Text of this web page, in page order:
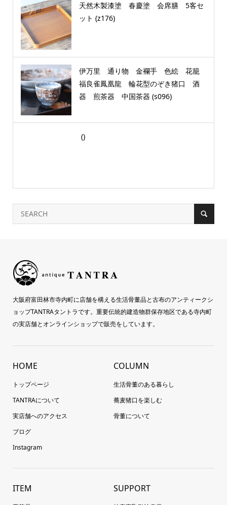
天然木製漆塗 春慶塗 会席膳 5客セ
ット (z176)
伊万里 通り物 金襴手 色絵 花籠
福良雀鳳凰龍 輪花型のぞき猪口 酒
器 煎茶器 中国茶器 (s096)
()
大阪府富田林市寺内町に店舗を構える生活骨董品と古布のアンティークシ
ョップTANTRAタントラです。重要伝統的建造物群保存地区である寺内町
の実店舗とオンラインショップで販売をしています。
HOME
トップページ
TANTRAについて
実店舗へのアクセス
ブログ
Instagram
COLUMN
生活骨董のある暮らし
蕎麦猪口を楽しむ
骨董について
ITEM SUPPORT